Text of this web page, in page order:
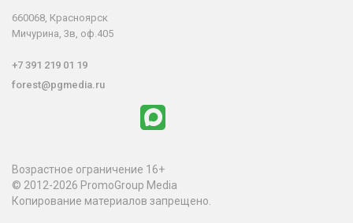
660068, Красноярск
Мичурина, 3в, оф.405
+7 391 219 01 19
forest@pgmedia.ru
Возрастное ограничение 16+
© 2012-2026 PromoGroup Media
Копирование материалов запрещено.